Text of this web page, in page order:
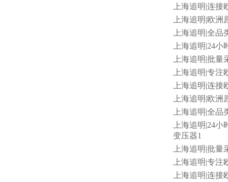
上海追明|连接
上海追明|欧洲
上海追明|全品
上海追明|24小
上海追明|批量
上海追明|专注
上海追明|连接
上海追明|欧洲
上海追明|全品
上海追明|24小
变压器1
上海追明|批量
上海追明|专注
上海追明|连接